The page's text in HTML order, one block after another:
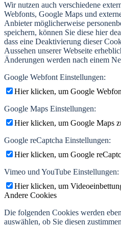
Wir nutzen auch verschiedene
Webfonts, Google Maps und
Anbieter möglicherweise
speichern, können Sie diese hier
dass eine Deaktivierung dieser
Aussehen unserer Webseite
Änderungen werden nach einem
Google Webfont Einstellungen:
Hier klicken, um Google
Google Maps Einstellungen:
Hier klicken, um Google Maps
Google reCaptcha Einstellungen:
Hier klicken, um Google
Vimeo und YouTube Einstellungen:
Hier klicken, um
Andere Cookies
Die folgenden Cookies werden
auswählen, ob Sie diesen